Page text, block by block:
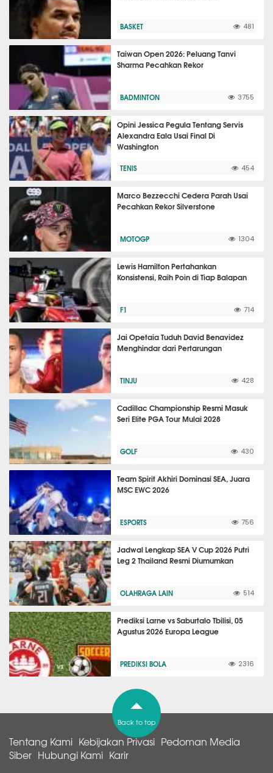
BASKET 481
Taiwan Open 2026: Peluang Tanvi
Sharma Pecahkan Rekor
BADMINTON 3755
Opini Jessica Pegula Tentang Servis
Alexandra Eala Usai Final Di
Washington
TENIS 454
Marco Bezzecchi Cedera Parah Usai
Pecahkan Rekor Silverstone
MOTOGP 1304
Lewis Hamilton Pertahankan
Konsistensi, Raih Poin di Tiap Balapan
F1 714
Jai Opetaia Tuduh David Benavidez
Menghindar dari Pertarungan
TINJU 428
Cadillac Championship Resmi Masuk
Seri Elite PGA Tour Mulai 2028
GOLF 430
Team Spirit Akhiri Dominasi SEA, Juara
MSC EWC 2026
ESPORTS 756
Jadwal Lengkap SEA V Cup 2026 Putri
Leg 2 Thailand Resmi Diumumkan
OLAHRAGA LAIN 514
Prediksi Larne vs Saburtalo Tbilisi, 05
Agustus 2026 Europa League
PREDIKSI BOLA 2316
Back to top
Tentang Kami Kebijakan Privasi Pedoman Media
Siber Hubungi Kami Karir